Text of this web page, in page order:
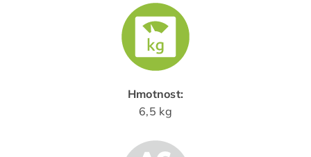
Hmotnost:
6,5 kg